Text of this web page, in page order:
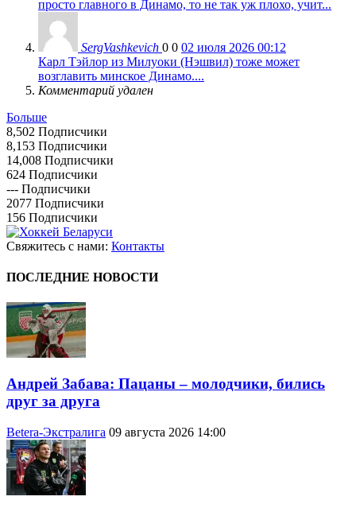
просто главного в Динамо, то не так уж плохо, учит...
SergVashkevich 0 0 02 июля 2026 00:12
Карл Тэйлор из Милуоки (Нэшвил) тоже может
возглавить минское Динамо....
Комментарий удален
Больше
8,502 Подписчики
8,153 Подписчики
14,008 Подписчики
624 Подписчики
--- Подписчики
2077 Подписчики
156 Подписчики
Свяжитесь с нами: Контакты
ПОСЛЕДНИЕ НОВОСТИ
Андрей Забава: Пацаны – молодчики, бились
друг за друга
Betera-Экстралига 09 августа 2026 14:00